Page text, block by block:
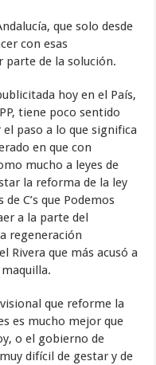
que solo desde
con esas
parte de la solución.
hoy en el País,
tiene poco sentido
el paso a lo que significa
en que con
mucho a leyes de
la reforma de la ley
C’s que Podemos
a la parte del
regeneración
Rivera que más acusó a
que reforme la
es mucho mejor que
o el gobierno de
difícil de gestar y de